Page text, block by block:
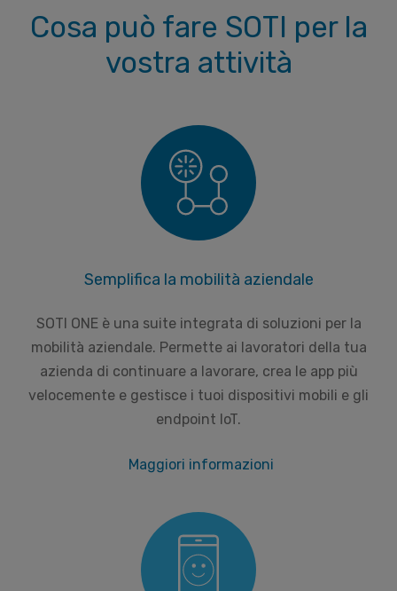
Cosa può fare SOTI per la
vostra attività
Semplifica la mobilità aziendale
SOTI ONE è una suite integrata di soluzioni per la
mobilità aziendale. Permette ai lavoratori della tua
azienda di continuare a lavorare, crea le app più
velocemente e gestisce i tuoi dispositivi mobili e gli
endpoint IoT.
Maggiori informazioni